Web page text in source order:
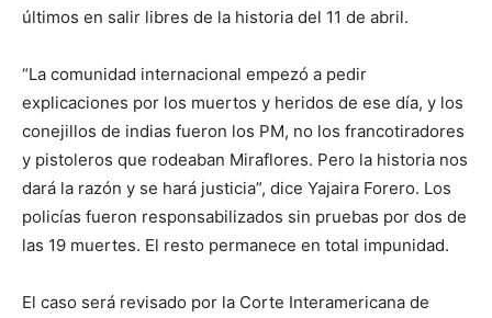
últimos en salir libres de la historia del 11 de abril.
“La comunidad internacional empezó a pedir
explicaciones por los muertos y heridos de ese día, y los
conejillos de indias fueron los PM, no los francotiradores
y pistoleros que rodeaban Miraflores. Pero la historia nos
dará la razón y se hará justicia”, dice Yajaira Forero. Los
policías fueron responsabilizados sin pruebas por dos de
las 19 muertes. El resto permanece en total impunidad.
El caso será revisado por la Corte Interamericana de